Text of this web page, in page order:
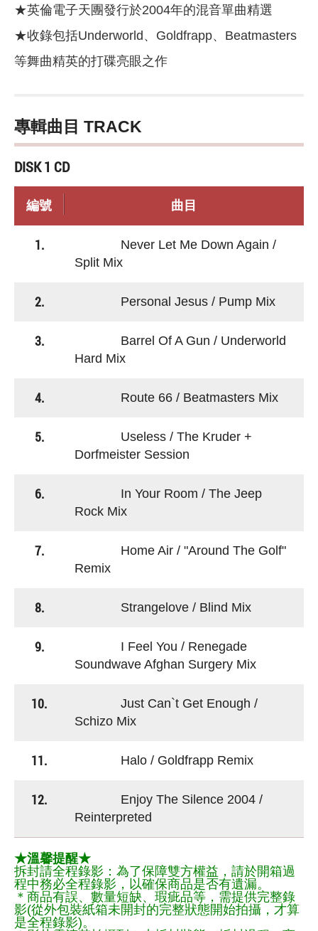
★英倫電子天團發行於2004年的混音單曲精選
★收錄包括Underworld、Goldfrapp、Beatmasters
等舞曲精英的打碟亮眼之作
專輯曲目 TRACK
DISK 1 CD
編號 曲目
1.
Never Let Me Down Again /
Split Mix
2. Personal Jesus / Pump Mix
3.
Barrel Of A Gun / Underworld
Hard Mix
4. Route 66 / Beatmasters Mix
5.
Useless / The Kruder +
Dorfmeister Session
6.
In Your Room / The Jeep
Rock Mix
7.
Home Air / "Around The Golf"
Remix
8. Strangelove / Blind Mix
9.
I Feel You / Renegade
Soundwave Afghan Surgery Mix
10.
Just Can`t Get Enough /
Schizo Mix
11. Halo / Goldfrapp Remix
12.
Enjoy The Silence 2004 /
Reinterpreted
★溫馨提醒★
拆封請全程錄影：為了保障雙方權益，請於開箱過
程中務必全程錄影，以確保商品是否有遺漏。
＊商品有誤、數量短缺、瑕疵品等，需提供完整錄
影(從外包裝紙箱未開封的完整狀態開始拍攝，才算
是全程錄影)。